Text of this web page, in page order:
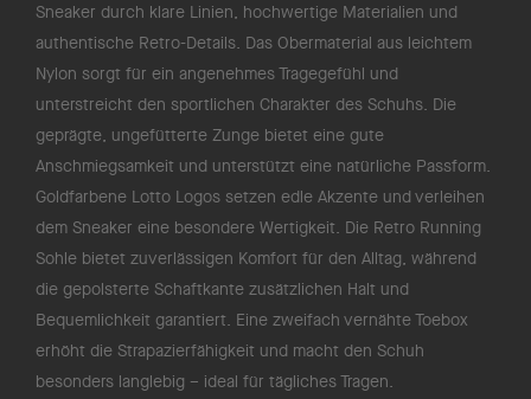
Sneaker durch klare Linien, hochwertige Materialien und
authentische Retro-Details. Das Obermaterial aus leichtem
Nylon sorgt für ein angenehmes Tragegefühl und
unterstreicht den sportlichen Charakter des Schuhs. Die
geprägte, ungefütterte Zunge bietet eine gute
Anschmiegsamkeit und unterstützt eine natürliche Passform.
Goldfarbene Lotto Logos setzen edle Akzente und verleihen
dem Sneaker eine besondere Wertigkeit. Die Retro Running
Sohle bietet zuverlässigen Komfort für den Alltag, während
die gepolsterte Schaftkante zusätzlichen Halt und
Bequemlichkeit garantiert. Eine zweifach vernähte Toebox
erhöht die Strapazierfähigkeit und macht den Schuh
besonders langlebig – ideal für tägliches Tragen.